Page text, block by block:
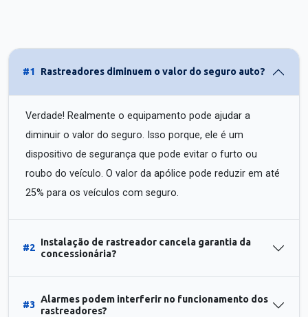
#1 Rastreadores diminuem o valor do seguro auto?
Verdade! Realmente o equipamento pode ajudar a
diminuir o valor do seguro. Isso porque, ele é um
dispositivo de segurança que pode evitar o furto ou
roubo do veículo. O valor da apólice pode reduzir em até
25% para os veículos com seguro.
#2
Instalação de rastreador cancela garantia da
concessionária?
#3
Alarmes podem interferir no funcionamento dos
rastreadores?